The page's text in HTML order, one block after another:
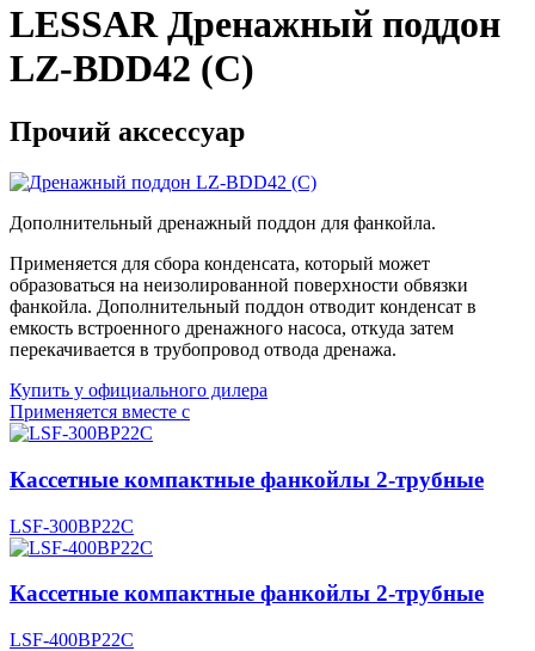
LESSAR Дренажный поддон
LZ-BDD42 (C)
Прочий аксессуар
Дополнительный дренажный поддон для фанкойла.
Применяется для сбора конденсата, который может
образоваться на неизолированной поверхности обвязки
фанкойла. Дополнительный поддон отводит конденсат в
емкость встроенного дренажного насоса, откуда затем
перекачивается в трубопровод отвода дренажа.
Купить у официального дилера
Применяется вместе с
Кассетные компактные фанкойлы 2-трубные
LSF-300BP22С
Кассетные компактные фанкойлы 2-трубные
LSF-400BP22С